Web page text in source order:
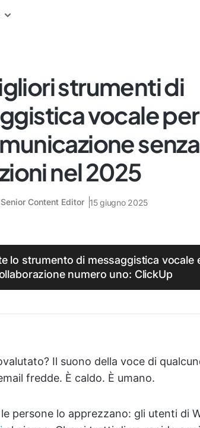
strumenti di
vocale per
senza
nel 2025
Senior Content Editor 15 giugno 2025
lo strumento di messaggistica vocale
numero uno: ClickUp
Il suono della voce di
fredde. È caldo. È umano.
persone lo apprezzano: gli utenti di